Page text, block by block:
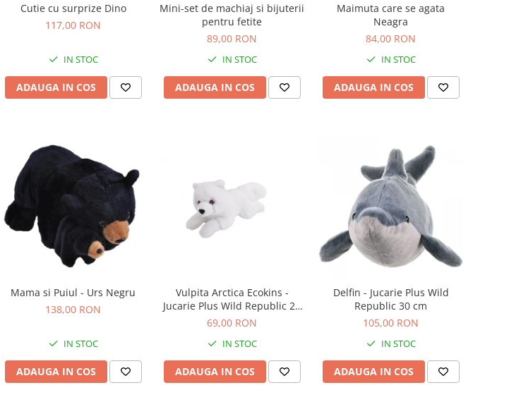
Cutie cu surprize Dino
117,00 RON
IN STOC
ADAUGA IN COS
Mini-set de machiaj si bijuterii
pentru fetite
89,00 RON
IN STOC
ADAUGA IN COS
Maimuta care se agata
Neagra
84,00 RON
IN STOC
ADAUGA IN COS
Mama si Puiul - Urs Negru
138,00 RON
IN STOC
ADAUGA IN COS
Vulpita Arctica Ecokins -
Jucarie Plus Wild Republic 20
cm
69,00 RON
IN STOC
ADAUGA IN COS
Delfin - Jucarie Plus Wild
Republic 30 cm
105,00 RON
IN STOC
ADAUGA IN COS